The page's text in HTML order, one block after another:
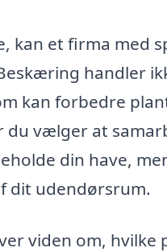
kan et firma med
handler
kan forbedre
du vælger at
din have,
dit udendørsrum.
viden om, hvilke